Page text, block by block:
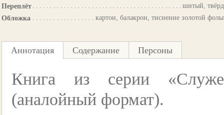
Переплёт
шитый,
Обложка
картон, балакрон, тиснение золотой
Аннотация Содержание Персоны
Книга из серии
(аналойный формат).